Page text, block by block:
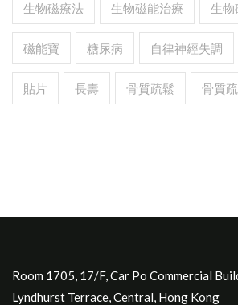
生物磁療法 生物磁能治療 生物
磁能寶 糖尿病 自律神經失調
貼片 長壽 骨質疏鬆 骨質
Room 1705, 17/F, Car Po Commercial
Lyndhurst Terrace, Central, Hong Kong